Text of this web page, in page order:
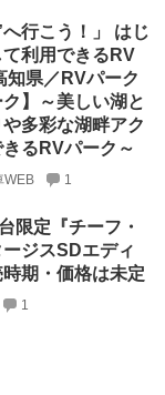
へ行こう！」 はじ
利用できるRV
知県／RVパーク
】～美しい湖と
多彩な湖畔アク
るRVパーク～
WEB 1
限定『チーフ・
ジスSDエディ
期・価格は未定
1